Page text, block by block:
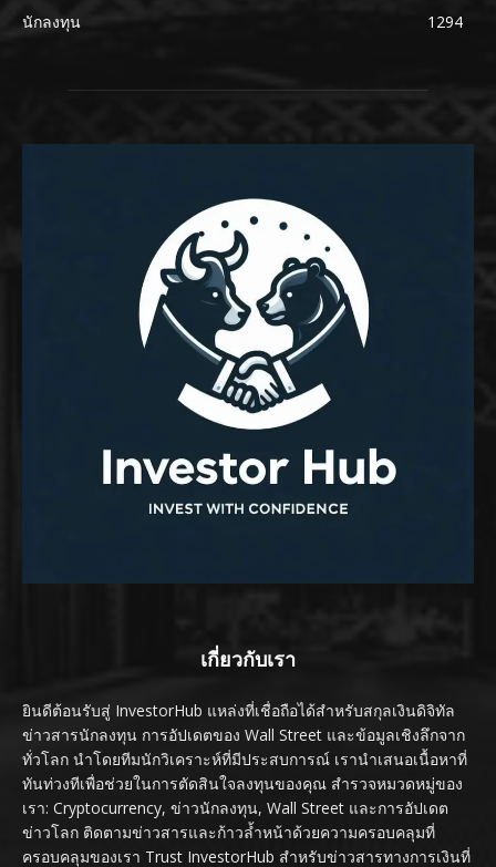
นักลงทุน
1294
เกี่ยวกับเรา
ยินดีต้อนรับสู่ InvestorHub แหล่งที่เชื่อถือได้สำหรับสกุลเงินดิจิทัล
ข่าวสารนักลงทุน การอัปเดตของ Wall Street และข้อมูลเชิงลึกจาก
ทั่วโลก นำโดยทีมนักวิเคราะห์ที่มีประสบการณ์ เรานำเสนอเนื้อหาที่
ทันท่วงทีเพื่อช่วยในการตัดสินใจลงทุนของคุณ สำรวจหมวดหมู่ของ
เรา: Cryptocurrency, ข่าวนักลงทุน, Wall Street และการอัปเดต
ข่าวโลก ติดตามข่าวสารและก้าวล้ำหน้าด้วยความครอบคลุมที่
ครอบคลุมของเรา Trust InvestorHub สำหรับข่าวสารทางการเงินที่